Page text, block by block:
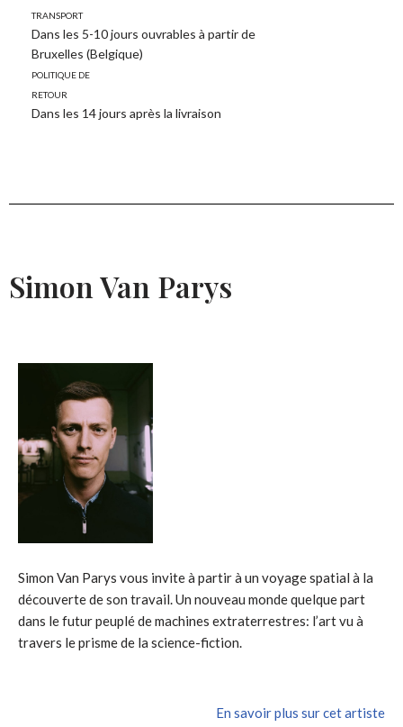
transport
Dans les 5-10 jours ouvrables à partir de
Bruxelles (Belgique)
Politique de
retour
Dans les 14 jours après la livraison
Simon Van Parys
Simon Van Parys vous invite à partir à un voyage spatial à la
découverte de son travail. Un nouveau monde quelque part
dans le futur peuplé de machines extraterrestres: l’art vu à
travers le prisme de la science-fiction.
En savoir plus sur cet artiste